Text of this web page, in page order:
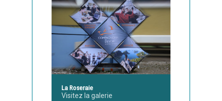
La Roseraie
Visitez la galerie